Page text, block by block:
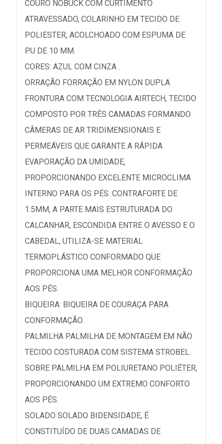
COURO NOBUCK COM CURTIMENTO
ATRAVESSADO, COLARINHO EM TECIDO DE
POLIESTER, ACOLCHOADO COM ESPUMA DE
PU DE 10 MM.
CORES: AZUL COM CINZA .
ORRAÇÃO FORRAÇÃO EM NYLON DUPLA
FRONTURA COM TECNOLOGIA AIRTECH, TECIDO
COMPOSTO POR TRÊS CAMADAS FORMANDO
CÂMERAS DE AR TRIDIMENSIONAIS E
PERMEÁVEIS QUE GARANTE A RÁPIDA
EVAPORAÇÃO DA UMIDADE,
PROPORCIONANDO EXCELENTE MICROCLIMA
INTERNO PARA OS PÉS. CONTRAFORTE DE
1.5MM, A PARTE MAIS ESTRUTURADA DO
CALCANHAR, ESCONDIDA ENTRE O AVESSO E O
CABEDAL, UTILIZA-SE MATERIAL
TERMOPLÁSTICO CONFORMADO QUE
PROPORCIONA UMA MELHOR CONFORMAÇÃO
AOS PÉS.
BIQUEIRA: BIQUEIRA DE COURAÇA PARA
CONFORMAÇÃO.
PALMILHA PALMILHA DE MONTAGEM EM NÃO
TECIDO COSTURADA COM SISTEMA STROBEL.
SOBRE PALMILHA EM POLIURETANO POLIÉTER,
PROPORCIONANDO UM EXTREMO CONFORTO
AOS PÉS.
SOLADO SOLADO BIDENSIDADE, É
CONSTITUÍDO DE DUAS CAMADAS DE